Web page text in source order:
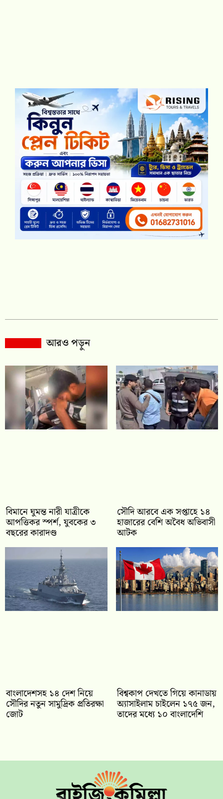
আরও পড়ুন
বিমানে ঘুমন্ত নারী যাত্রীকে
আপত্তিকর স্পর্শ, যুবকের ৩
বছরের কারাদণ্ড
সৌদি আরবে এক সপ্তাহে ১৪
হাজারের বেশি অবৈধ অভিবাসী
আটক
বাংলাদেশসহ ১৪ দেশ নিয়ে
সৌদির নতুন সামুদ্রিক প্রতিরক্ষা
জোট
বিশ্বকাপ দেখতে গিয়ে কানাডায়
অ্যাসাইলাম চাইলেন ১৭৫ জন,
তাদের মধ্যে ১০ বাংলাদেশি